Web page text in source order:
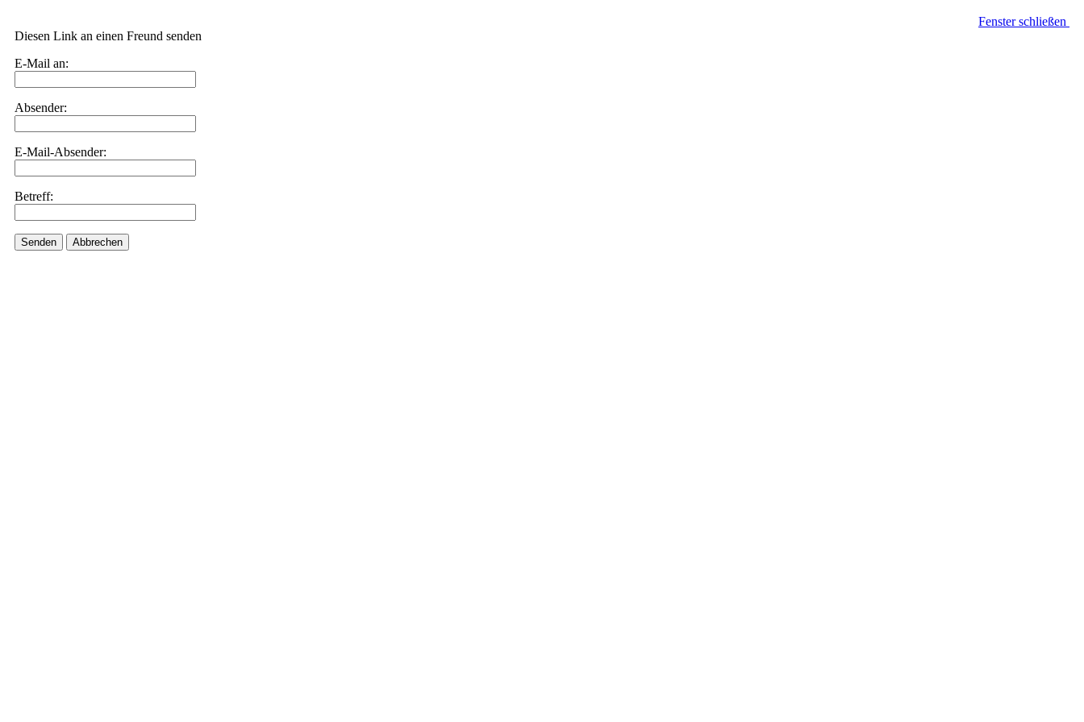
Fenster schließen
Diesen Link an einen Freund senden
E-Mail an:
Absender:
E-Mail-Absender:
Betreff:
Senden Abbrechen